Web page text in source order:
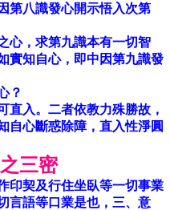
第八識發心開示悟入次第
心，求第九識本有一切智
實知自心，即中因第九識發
？
直入。二者依教力殊勝故，
自心斷惑除障，直入性淨圓
三密
印契及行住坐臥等一切事業
言語等口業是也，三、意